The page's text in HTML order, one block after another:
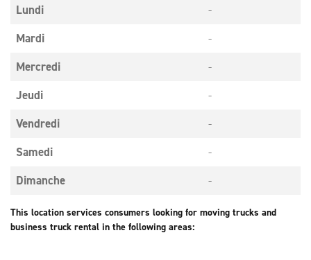
Lundi
-
Mardi
-
Mercredi
-
Jeudi
-
Vendredi
-
Samedi
-
Dimanche
-
This location services consumers looking for moving trucks and
business truck rental in the following areas: